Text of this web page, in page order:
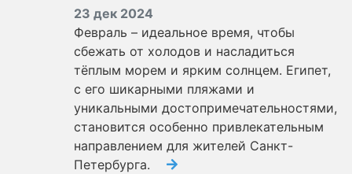
23 дек 2024
Февраль – идеальное время, чтобы
сбежать от холодов и насладиться
тёплым морем и ярким солнцем. Египет,
с его шикарными пляжами и
уникальными достопримечательностями,
становится особенно привлекательным
направлением для жителей Санкт-
Петербурга.